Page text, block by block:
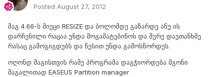
Posted August 27, 2012
მაგ 4.66-ს მიეცი RESIZE და ბოლომდე გაზარდე ანუ ის
დარჩენილი რაცაა უნდა მოგამატებინოს და მერე დაეთანხმე
რასაც გამოგიგდებს და წესით უნდა გამოსწორდეს.
ოღონდ მაგისთვის რამე პროგრამა დაგჭიორდება მგონი
მაგალითად EASEUS Partition manager